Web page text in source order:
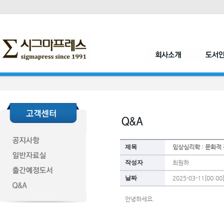
제목 임상심리학 : 문화적
작성자 최원하
날짜 2025-03-11[00:00]
안녕하세요.